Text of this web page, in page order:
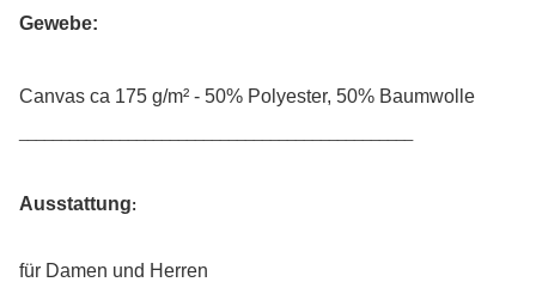
Gewebe:
Canvas ca 175 g/m² - 50% Polyester, 50% Baumwolle
Ausstattung:
für Damen und Herren